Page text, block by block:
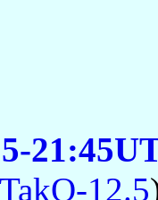
TakO-12.5